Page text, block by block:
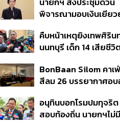
รัฐบาลต้อนรับ ‘มิน อ่อง
หล่าย’
พิจารณามอบเงินเยียว
ลบ. ทุพพลภาพ 7 แสนบ
บาดเจ็บสาหัส 2 แสนบ
บาท
คืบหน้าเหตุยิงเทพศิริน
นนทบุรี เด็ก 14 เสียชีวิ
เสียชีวิต 5 ราย เจ็บ 22
ราย
BonBaan Silom คาเ
สีลม 26 บรรยากาศอ
อนุทินบอกโรมปมทุจริต
สอบท้องถิ่น นายกฯไม่มี